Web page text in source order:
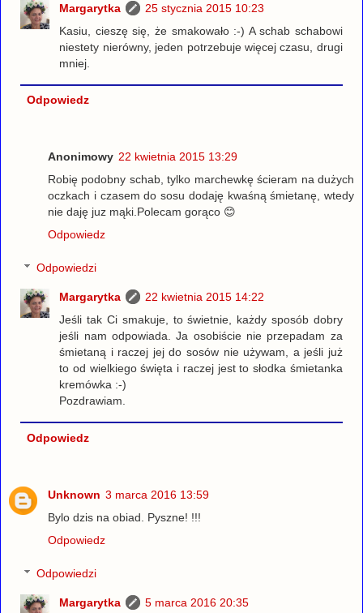
Margarytka
25 stycznia 2015 10:23
Kasiu, cieszę się, że smakowało :-) A schab schabowi
niestety nierówny, jeden potrzebuje więcej czasu, drugi
mniej.
Odpowiedz
Anonimowy 22 kwietnia 2015 13:29
Robię podobny schab, tylko marchewkę ścieram na dużych
oczkach i czasem do sosu dodaję kwaśną śmietanę, wtedy
nie daję juz mąki.Polecam gorąco 😊
Odpowiedz
Odpowiedzi
Margarytka
22 kwietnia 2015 14:22
Jeśli tak Ci smakuje, to świetnie, każdy sposób dobry
jeśli nam odpowiada. Ja osobiście nie przepadam za
śmietaną i raczej jej do sosów nie używam, a jeśli już
to od wielkiego święta i raczej jest to słodka śmietanka
kremówka :-)
Pozdrawiam.
Odpowiedz
Unknown 3 marca 2016 13:59
Bylo dzis na obiad. Pyszne! !!!
Odpowiedz
Odpowiedzi
Margarytka
5 marca 2016 20:35